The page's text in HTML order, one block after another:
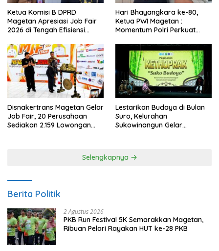
Ketua Komisi B DPRD
Magetan Apresiasi Job Fair
2026 di Tengah Efisiensi
Hari Bhayangkara ke-80,
Ketua PWI Magetan :
Momentum Polri Perkuat
Disnakertrans Magetan Gelar
Job Fair, 20 Perusahaan
Sediakan 2.159 Lowongan
Lestarikan Budaya di Bulan
Suro, Kelurahan
Sukowinangun Gelar
Selengkapnya
Berita Politik
2 Agustus 2026
PKB Run Festival 5K Semarakkan Magetan,
Ribuan Pelari Rayakan HUT ke-28 PKB